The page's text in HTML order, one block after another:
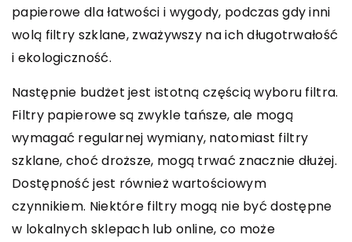
papierowe dla łatwości i wygody, podczas gdy inni
wolą filtry szklane, zważywszy na ich długotrwałość
i ekologiczność.
Następnie budżet jest istotną częścią wyboru filtra.
Filtry papierowe są zwykle tańsze, ale mogą
wymagać regularnej wymiany, natomiast filtry
szklane, choć droższe, mogą trwać znacznie dłużej.
Dostępność jest również wartościowym
czynnikiem. Niektóre filtry mogą nie być dostępne
w lokalnych sklepach lub online, co może